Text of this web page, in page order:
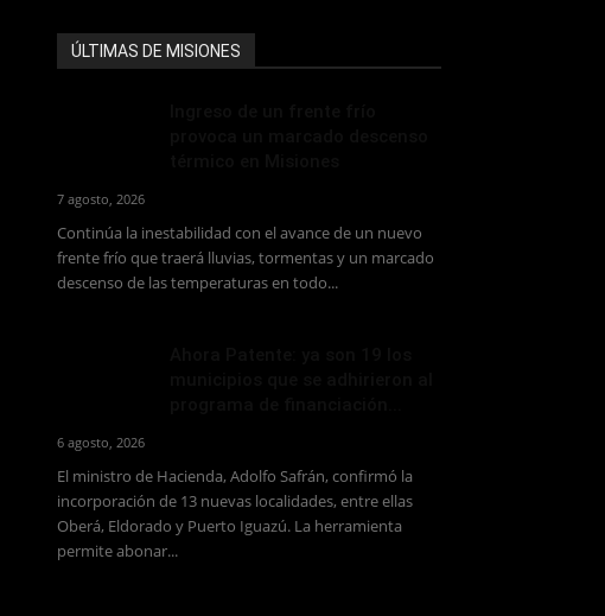
ÚLTIMAS DE MISIONES
7 agosto, 2026
Continúa la inestabilidad con el avance de un nuevo
frente frío que traerá lluvias, tormentas y un marcado
descenso de las temperaturas en todo...
6 agosto, 2026
El ministro de Hacienda, Adolfo Safrán, confirmó la
incorporación de 13 nuevas localidades, entre ellas
Oberá, Eldorado y Puerto Iguazú. La herramienta
permite abonar...